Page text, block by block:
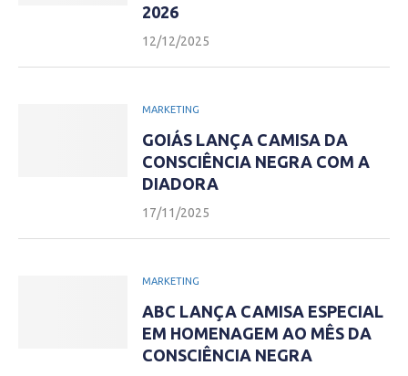
2026
12/12/2025
MARKETING
GOIÁS LANÇA CAMISA DA
CONSCIÊNCIA NEGRA COM A
DIADORA
17/11/2025
MARKETING
ABC LANÇA CAMISA ESPECIAL
EM HOMENAGEM AO MÊS DA
CONSCIÊNCIA NEGRA